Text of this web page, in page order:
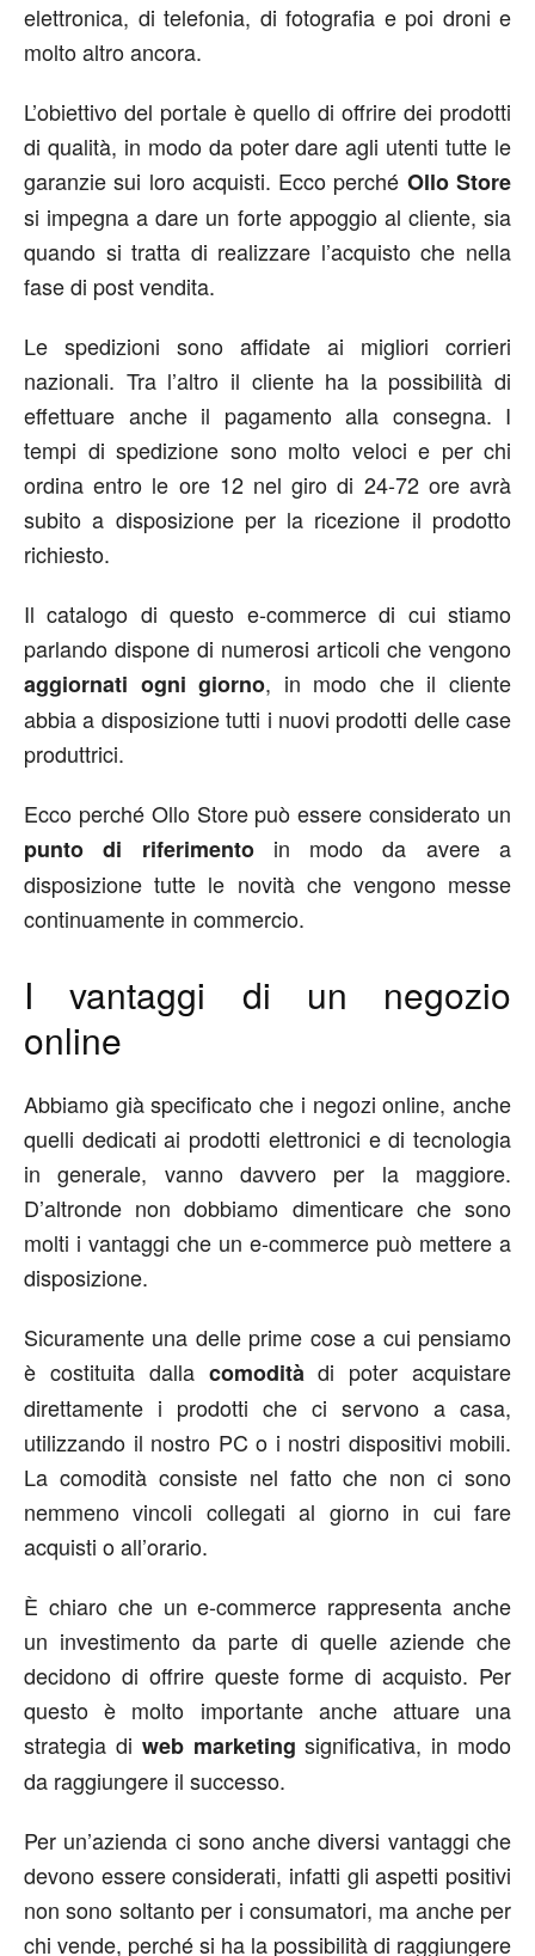
elettronica, di telefonia, di fotografia e poi droni e
molto altro ancora.
L’obiettivo del portale è quello di offrire dei prodotti
di qualità, in modo da poter dare agli utenti tutte le
garanzie sui loro acquisti. Ecco perché Ollo Store
si impegna a dare un forte appoggio al cliente, sia
quando si tratta di realizzare l’acquisto che nella
fase di post vendita.
Le spedizioni sono affidate ai migliori corrieri
nazionali. Tra l’altro il cliente ha la possibilità di
effettuare anche il pagamento alla consegna. I
tempi di spedizione sono molto veloci e per chi
ordina entro le ore 12 nel giro di 24-72 ore avrà
subito a disposizione per la ricezione il prodotto
richiesto.
Il catalogo di questo e-commerce di cui stiamo
parlando dispone di numerosi articoli che vengono
aggiornati ogni giorno, in modo che il cliente
abbia a disposizione tutti i nuovi prodotti delle case
produttrici.
Ecco perché Ollo Store può essere considerato un
punto di riferimentoin modo da avere a
disposizione tutte le novità che vengono messe
continuamente in commercio.
I vantaggi di un negozio
online
Abbiamo già specificato che i negozi online, anche
quelli dedicati ai prodotti elettronici e di tecnologia
in generale, vanno davvero per la maggiore.
D’altronde non dobbiamo dimenticare che sono
molti i vantaggi che un e-commerce può mettere a
disposizione.
Sicuramente una delle prime cose a cui pensiamo
è costituita dalla comodità di poter acquistare
direttamente i prodotti che ci servono a casa,
utilizzando il nostro PC o i nostri dispositivi mobili.
La comodità consiste nel fatto che non ci sono
nemmeno vincoli collegati al giorno in cui fare
acquisti o all’orario.
È chiaro che un e-commerce rappresenta anche
un investimento da parte di quelle aziende che
decidono di offrire queste forme di acquisto. Per
questo è molto importante anche attuare una
strategia di web marketing significativa, in modo
da raggiungere il successo.
Per un’azienda ci sono anche diversi vantaggi che
devono essere considerati, infatti gli aspetti positivi
non sono soltanto per i consumatori, ma anche per
chi vende, perché si ha la possibilità di raggiungere